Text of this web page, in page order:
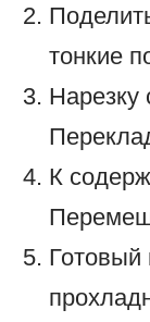
тонкие
Нарезку
К